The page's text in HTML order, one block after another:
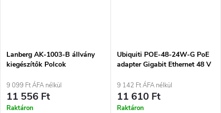
Lanberg AK-1003-B állvány
kiegészítők Polcok
9 099 Ft ÁFA nélkül
11 556 Ft
Raktáron
Ubiquiti POE-48-24W-G PoE
adapter Gigabit Ethernet 48 V
9 142 Ft ÁFA nélkül
11 610 Ft
Raktáron